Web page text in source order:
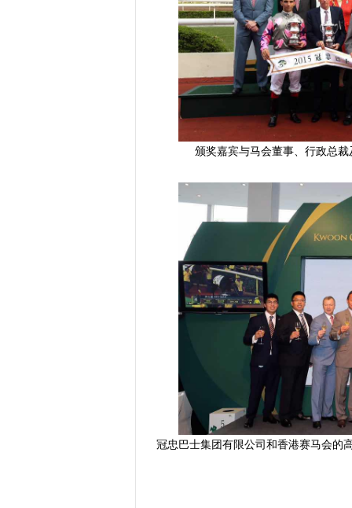
颁奖嘉宾与马会董事、行政总
冠忠巴士集团有限公司和香港赛马会的